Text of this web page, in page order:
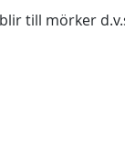
till mörker